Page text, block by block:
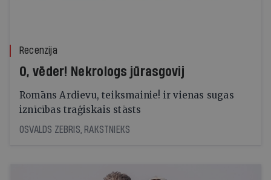
Recenzija
O, vēder! Nekrologs jūrasgovij
Romāns Ardievu, teiksmainie! ir vienas sugas
iznīcības traģiskais stāsts
OSVALDS ZEBRIS, RAKSTNIEKS